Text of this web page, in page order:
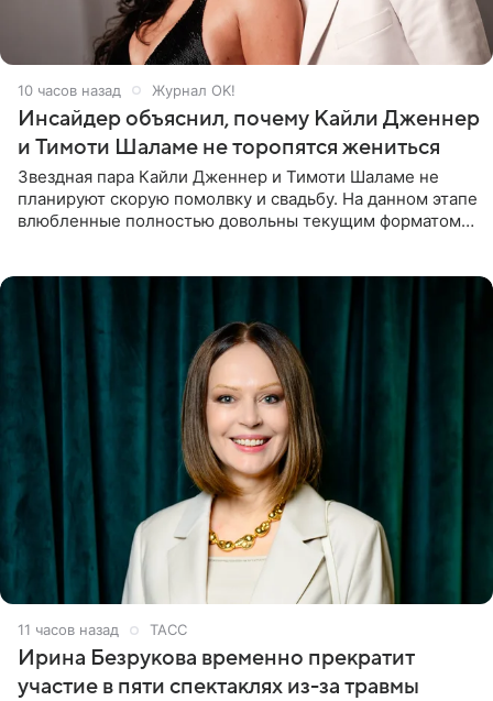
10 часов назад Журнал OK!
Инсайдер объяснил, почему Кайли Дженнер
и Тимоти Шаламе не торопятся жениться
Звездная пара Кайли Дженнер и Тимоти Шаламе не
планируют скорую помолвку и свадьбу. На данном этапе
влюбленные полностью довольны текущим форматом
11 часов назад ТАСС
Ирина Безрукова временно прекратит
участие в пяти спектаклях из-за травмы